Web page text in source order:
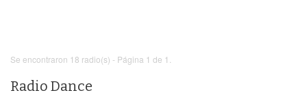
Se encontraron 18 radio(s) - Página 1 de 1.
Radio Dance